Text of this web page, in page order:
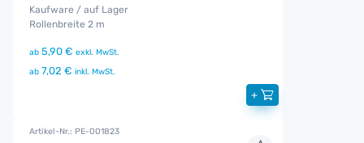
Kaufware / auf Lager
Rollenbreite 2 m
ab 5,90 € exkl. MwSt.
ab 7,02 € inkl. MwSt.
+
Artikel-Nr.: PE-001823